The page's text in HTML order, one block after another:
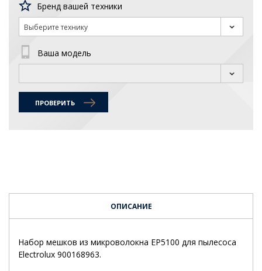
Бренд вашей техники
Выберите технику
Ваша модель
ПРОВЕРИТЬ
ОПИСАНИЕ
Набор мешков из микроволокна EP5100 для пылесоса
Electrolux 900168963.